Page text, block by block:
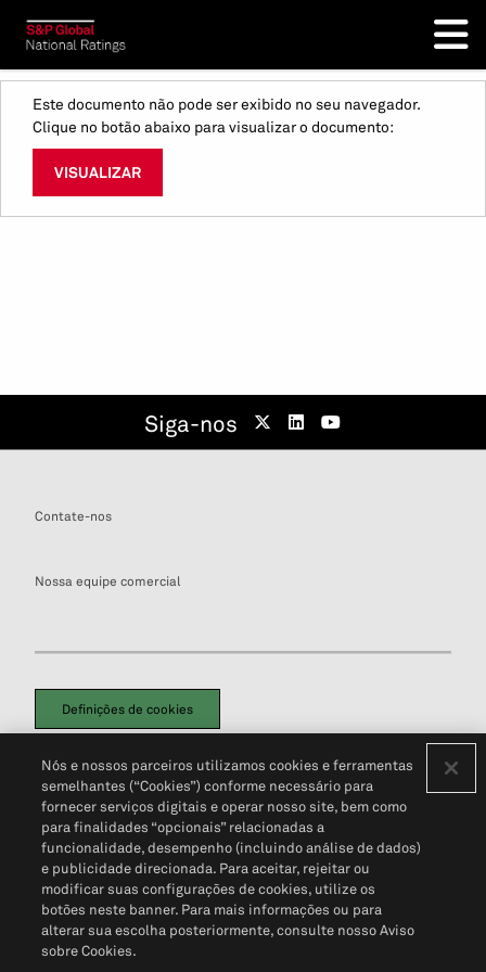
Este documento não pode ser exibido no seu navegador.
Clique no botão abaixo para visualizar o documento:
VISUALIZAR
Siga-nos
Contate-nos
Nossa equipe comercial
Definições de cookies
Política de PrivacidadePortal de privacidade do cliente (em inglês)
Não Venda Minhas Informações Pessoais© 2026 S&P Global
Nós e nossos parceiros utilizamos cookies e ferramentas
semelhantes (“Cookies”) conforme necessário para
fornecer serviços digitais e operar nosso site, bem como
para finalidades “opcionais” relacionadas a
funcionalidade, desempenho (incluindo análise de dados)
e publicidade direcionada. Para aceitar, rejeitar ou
modificar suas configurações de cookies, utilize os
botões neste banner. Para mais informações ou para
alterar sua escolha posteriormente, consulte nosso Aviso
sobre Cookies.